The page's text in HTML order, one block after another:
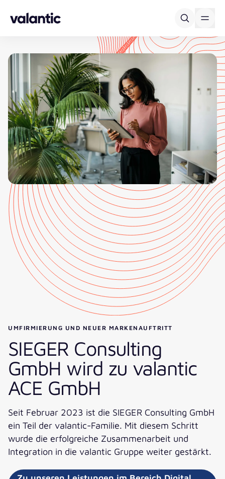
UMFIRMIERUNG UND NEUER MARKENAUFTRITT
SIEGER Consulting
GmbH wird zu valantic
ACE GmbH
Seit Februar 2023 ist die SIEGER Consulting GmbH
ein Teil der valantic-Familie. Mit diesem Schritt
wurde die erfolgreiche Zusammenarbeit und
Integration in die valantic Gruppe weiter gestärkt.